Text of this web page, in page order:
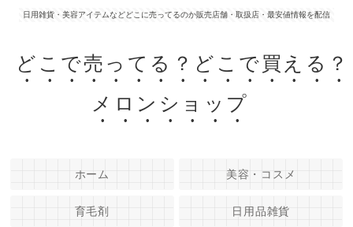
日用雑貨・美容アイテムなどどこに売ってるのか販売店舗・取扱店・最安値情報を配信
どこで売ってる？どこで買える？
メロンショップ
ホーム 美容・コスメ
育毛剤 日用品雑貨